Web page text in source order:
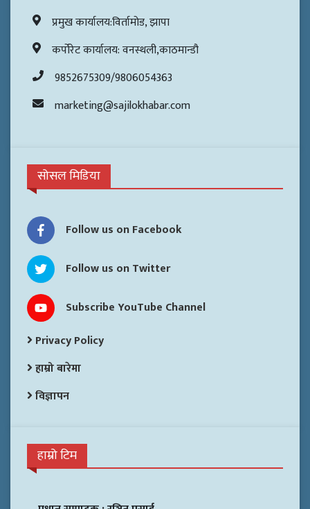
प्रमुख कार्यालय:विर्तामोड, झापा
कर्पोरेट कार्यालय: वनस्थली,काठमान्डौ
9852675309/9806054363
marketing@sajilokhabar.com
सोसल मिडिया
Follow us on Facebook
Follow us on Twitter
Subscribe YouTube Channel
Privacy Policy
हाम्रो बारेमा
विज्ञापन
हाम्रो टिम